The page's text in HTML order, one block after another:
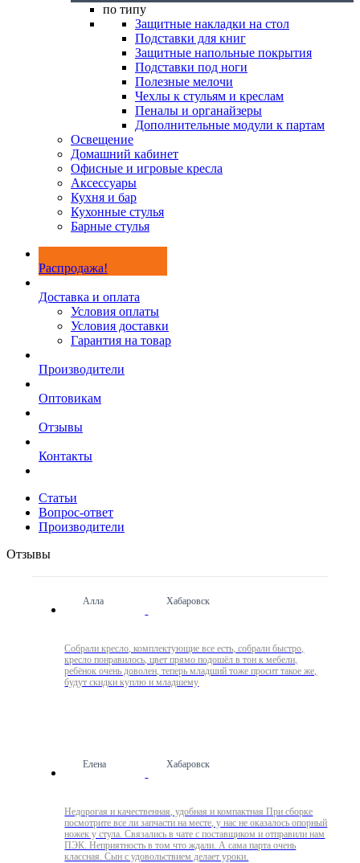
по типу
Защитные накладки на стол
Подставки для книг
Защитные напольные покрытия
Подставки под ноги
Полезные мелочи
Чехлы к стульям и креслам
Пеналы и органайзеры
Дополнительные модули к партам
Освещение
Домашний кабинет
Офисные и игровые кресла
Аксессуары
Кухня и бар
Кухонные стулья
Барные стулья
Распродажа!
Доставка и оплата
Условия оплаты
Условия доставки
Гарантия на товар
Производители
Оптовикам
Отзывы
Контакты
Статьи
Вопрос-ответ
Производители
Отзывы
Алла Хабаровск
Собрали кресло, комплектующие все есть, собрали быстро,
кресло понравилось, цвет прямо подошёл в тон к мебели,
ребёнок очень доволен, теперь младший тоже просит такое же,
будут скидки куплю и младшему
Елена Хабаровск
Недорогая и качественная, удобная и компактная При сборке
посмотрите все ли запчасти на месте, у нас не оказалось опорный
ножек у стула. Связались в чате с поставщиком и отправили нам
ПЭК. Неприятность в том что ждали. А сама парта очень
классная. Сын с удовольствием делает уроки.